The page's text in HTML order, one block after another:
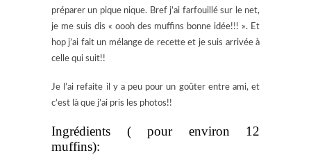
préparer un pique nique. Bref j’ai farfouillé sur le net,
je me suis dis « oooh des muffins bonne idée!!! ». Et
hop j’ai fait un mélange de recette et je suis arrivée à
celle qui suit!!
Je l’ai refaite il y a peu pour un goûter entre ami, et
c’est là que j’ai pris les photos!!
Ingrédients ( pour environ 12
muffins):